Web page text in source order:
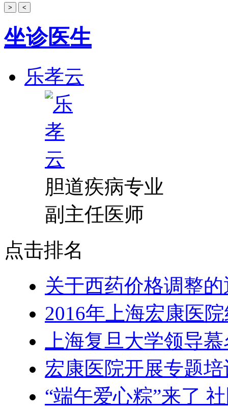
> <
坐诊医生
乐孝云
胆道疾病专业
副主任医师
点击排名
关于西药价格调整
2016年上海宏康医
上海复旦大学领导
宏康医院开展专题
“端午爱心粽”来了